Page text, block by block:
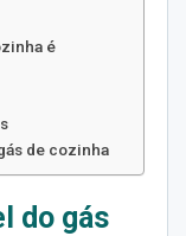
é
de cozinha
do gás